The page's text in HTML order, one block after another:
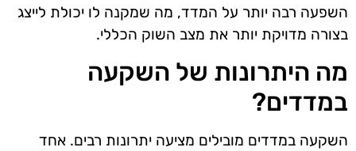
השפעה רבה יותר על המדד, מה שמקנה לו יכולת לייצג
בצורה מדויקת יותר את מצב השוק הכללי.
מה היתרונות של השקעה
במדדים?
השקעה במדדים מובילים מציעה יתרונות רבים. אחד